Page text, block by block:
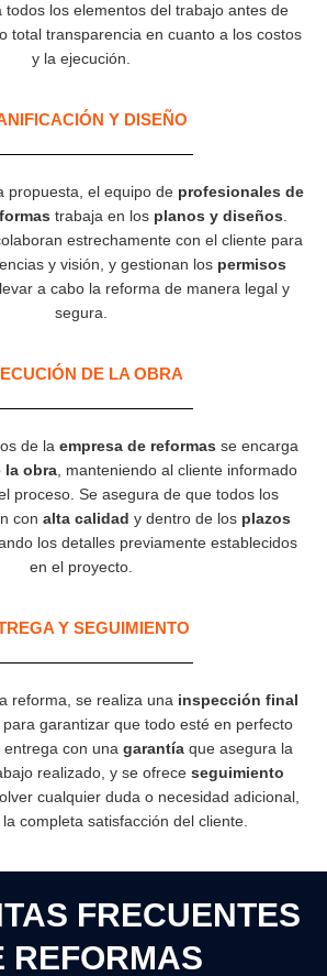
todos los elementos del trabajo antes de
total transparencia en cuanto a los costos
y la ejecución.
Y DISEÑO
propuesta, el equipo de profesionales de
trabaja en los planos y diseños
estrechamente con el cliente para
y visión, y gestionan los permisos
a cabo la reforma de manera legal y
segura.
DE LA OBRA
de la empresa de reformas se encarga
la obra, manteniendo al cliente informado
proceso. Se asegura de que todos los
con alta calidad y dentro de los plazos
los detalles previamente establecidos
en el proyecto.
Y SEGUIMIENTO
reforma, se realiza una inspección final
garantizar que todo esté en perfecto
con una garantía que asegura la
realizado, y se ofrece seguimiento
cualquier duda o necesidad adicional,
completa satisfacción del cliente.
FRECUENTES
REFORMAS